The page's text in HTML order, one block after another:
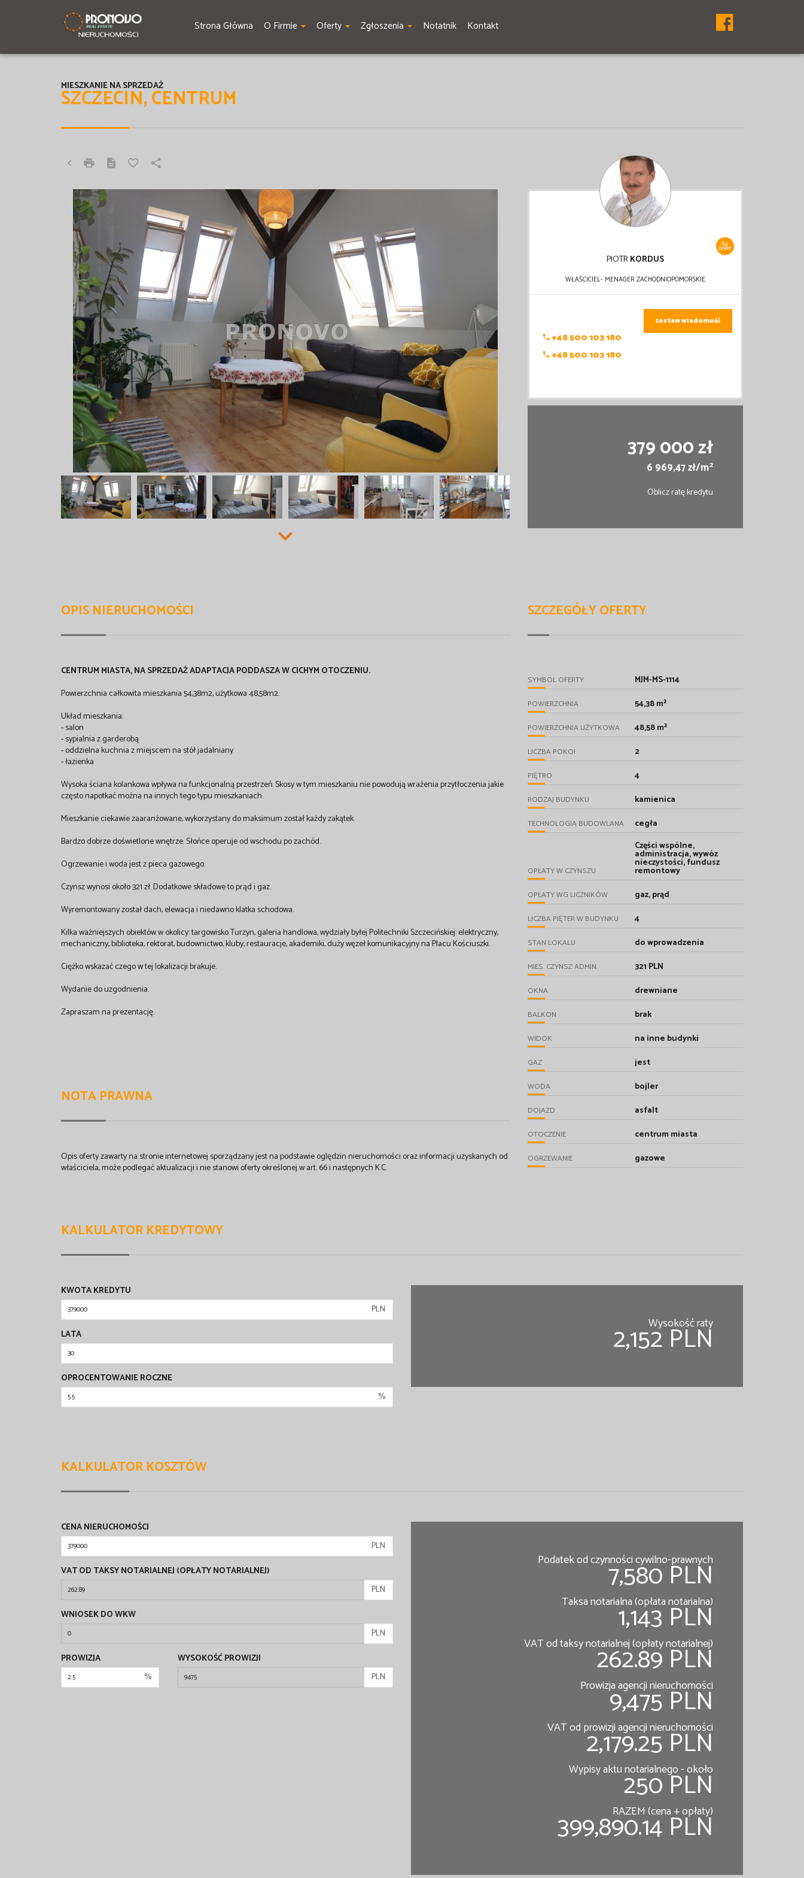
Strona Główna O Firmie Oferty Zgłoszenia Notatnik Kontakt
SZCZECIN, CENTRUM
MIESZKANIE NA SPRZEDAŻ
84
OFERT
PIOTRKORDUS
WŁAŚCICIEL- MENAGER ZACHODNIOPOMORSKIE
+48 500 103 180
+48 500 103 180
zostaw wiadomość
379 000 zł
6 969,47 zł/m2
Oblicz ratę kredytu
OPIS NIERUCHOMOŚCI
CENTRUM MIASTA, NA SPRZEDAŻ ADAPTACJA PODDASZA W CICHYM OTOCZENIU.
Powierzchnia całkowita mieszkania 54,38m2, użytkowa 48,58m2.
Układ mieszkania:
- salon
- sypialnia z garderobą
- oddzielna kuchnia z miejscem na stół jadalniany
- łazienka
Wysoka ściana kolankowa wpływa na funkcjonalną przestrzeń. Skosy w tym mieszkaniu nie powodują wrażenia przytłoczenia jakie
często napotkać można na innych tego typu mieszkaniach.
Mieszkanie ciekawie zaaranżowane, wykorzystany do maksimum został każdy zakątek.
Bardzo dobrze doświetlone wnętrze. Słońce operuje od wschodu po zachód.
Ogrzewanie i woda jest z pieca gazowego.
Czynsz wynosi około 321 zł. Dodatkowe składowe to prąd i gaz.
Wyremontowany został dach, elewacja i niedawno klatka schodowa.
Kilka ważniejszych obiektów w okolicy: targowisko Turzyn, galeria handlowa, wydziały byłej Politechniki Szczecińskiej: elektryczny,
mechaniczny, biblioteka, rektorat, budownictwo, kluby, restauracje, akademiki, duży węzeł komunikacyjny na Placu Kościuszki.
Ciężko wskazać czego w tej lokalizacji brakuje.
Wydanie do uzgodnienia.
Zapraszam na prezentację.
NOTA PRAWNA
Opis oferty zawarty na stronie internetowej sporządzany jest na podstawie oględzin nieruchomości oraz informacji uzyskanych od
właściciela, może podlegać aktualizacji i nie stanowi oferty określonej w art. 66 i następnych K.C.
SZCZEGÓŁY OFERTY
SYMBOL OFERTY MJM-MS-1114
POWIERZCHNIA 54,38 m²
POWIERZCHNIA UŻYTKOWA 48,58 m²
LICZBA POKOI 2
PIĘTRO 4
RODZAJ BUDYNKU kamienica
TECHNOLOGIA BUDOWLANA cegła
OPŁATY W CZYNSZU
Części wspólne,
administracja, wywóz
nieczystości, fundusz
remontowy
OPŁATY WG LICZNIKÓW gaz, prąd
LICZBA PIĘTER W BUDYNKU 4
STAN LOKALU do wprowadzenia
MIES. CZYNSZ ADMIN. 321 PLN
OKNA drewniane
BALKON brak
WIDOK na inne budynki
GAZ jest
WODA bojler
DOJAZD asfalt
OTOCZENIE centrum miasta
OGRZEWANIE gazowe
KALKULATOR KREDYTOWY
KWOTA KREDYTU
PLN
LATA
OPROCENTOWANIE ROCZNE
%
Wysokość raty
2,152 PLN
KALKULATOR KOSZTÓW
CENA NIERUCHOMOŚCI
PLN
VAT OD TAKSY NOTARIALNEJ (OPŁATY NOTARIALNEJ)
PLN
WNIOSEK DO WKW
PLN
PROWIZJA
%
WYSOKOŚĆ PROWIZJI
PLN
Podatek od czynności cywilno-prawnych
7,580 PLN
Taksa notarialna (opłata notarialna)
1,143 PLN
VAT od taksy notarialnej (opłaty notarialnej)
262.89 PLN
Prowizja agencji nieruchomości
9,475 PLN
VAT od prowizji agencji nieruchomości
2,179.25 PLN
Wypisy aktu notarialnego - około
250 PLN
RAZEM (cena + opłaty)
399,890.14 PLN